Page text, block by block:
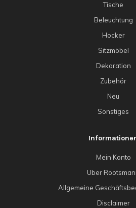
Tische
Beleuchtung
Hocker
Sitzmöbel
Dekoration
Zubehör
Neu
Sonstiges
Mein Konto
Uber
Allgemeine
Disclaimer